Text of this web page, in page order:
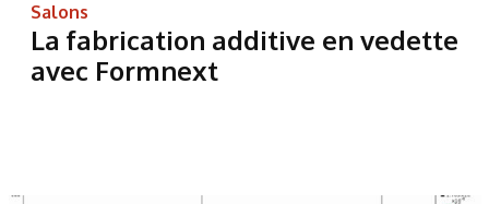
Salons
La fabrication additive en vedette
avec Formnext